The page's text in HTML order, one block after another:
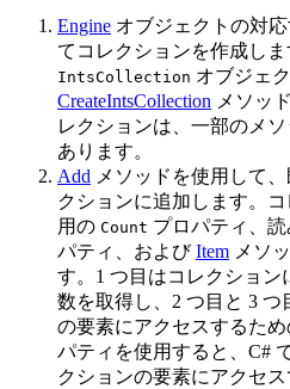
Engine オブジェクトの対
てコレクションを作成しま
IntsCollection オブジェ
CreateIntsCollection メソッ
レクションは、一部のメ
あります。
Add メソッドを使用して
クションに追加します。
用の Count プロパティ、
パティ、およびItem メソ
す。1 つ目はコレクショ
数を取得し、2 つ目と 3
の要素にアクセスするため
パティを使用すると、C#
クションの要素にアクセス